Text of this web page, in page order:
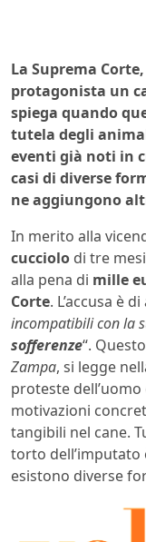
La Suprema
protagonista un
spiega quando
tutela degli
eventi già noti in
casi di diverse
ne aggiungono
In merito alla
cucciolo di tre
alla pena di mille
Corte. L’accusa è di
incompatibili con la
sofferenze“.
Zampa, si legge
proteste
motivazioni
tangibili nel cane.
torto
esistono diverse